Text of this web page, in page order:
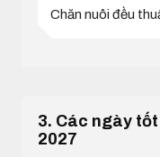
Chăn nuôi đều
3. Các ngày
2027